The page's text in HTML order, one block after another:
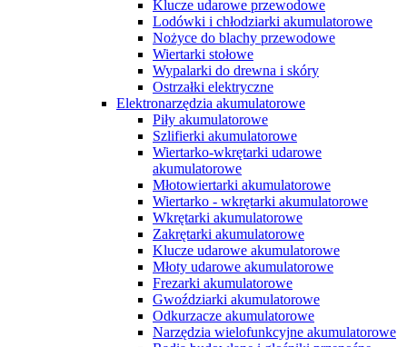
Klucze udarowe przewodowe
Lodówki i chłodziarki akumulatorowe
Nożyce do blachy przewodowe
Wiertarki stołowe
Wypalarki do drewna i skóry
Ostrzałki elektryczne
Elektronarzędzia akumulatorowe
Piły akumulatorowe
Szlifierki akumulatorowe
Wiertarko-wkrętarki udarowe
akumulatorowe
Młotowiertarki akumulatorowe
Wiertarko - wkrętarki akumulatorowe
Wkrętarki akumulatorowe
Zakrętarki akumulatorowe
Klucze udarowe akumulatorowe
Młoty udarowe akumulatorowe
Frezarki akumulatorowe
Gwoździarki akumulatorowe
Odkurzacze akumulatorowe
Narzędzia wielofunkcyjne akumulatorowe